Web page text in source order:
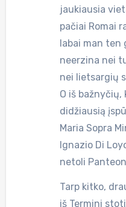
jaukiausia
pačiai Romai
labai man ten
neerzina nei
nei lietsargių
O iš
didžiausią
Maria Sopra
Ignazio Di
netoli
Tarp kitko,
iš Termini